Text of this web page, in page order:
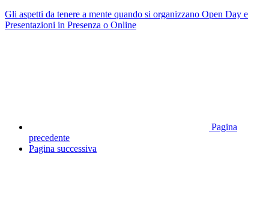
Gli aspetti da tenere a mente quando si organizzano Open Day e
Presentazioni in Presenza o Online
Pagina
precedente
Pagina successiva